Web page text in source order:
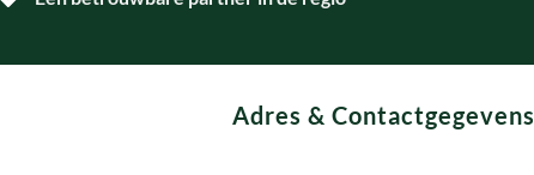
Adres & Contactgegevens